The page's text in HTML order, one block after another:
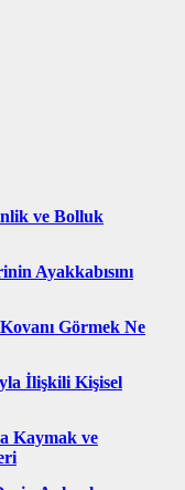
ve Bolluk
Ayakkabısını
Görmek Ne
İlişkili Kişisel
Kaymak ve